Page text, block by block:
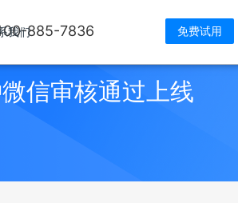
885-7836 免费试用
我们
信审核通过上线